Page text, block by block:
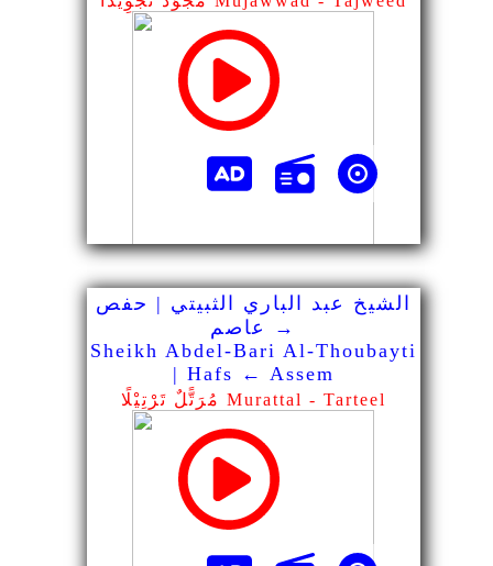
الشيخ عبد الباري الثبيتي | حفص
→ عاصم
Sheikh Abdel-Bari Al-Thoubayti
| Hafs ← Assem
مُرَتًّلٌ تَرْتِيْلًا Murattal - Tarteel